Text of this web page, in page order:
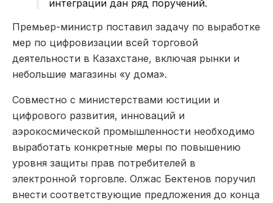
интеграции дан ряд поручений.
Премьер-министр поставил задачу по выработке
мер по цифровизации всей торговой
деятельности в Казахстане, включая рынки и
небольшие магазины «у дома».
Совместно с министерствами юстиции и
цифрового развития, инноваций и
аэрокосмической промышленности необходимо
выработать конкретные меры по повышению
уровня защиты прав потребителей в
электронной торговле. Олжас Бектенов поручил
внести соответствующие предложения до конца